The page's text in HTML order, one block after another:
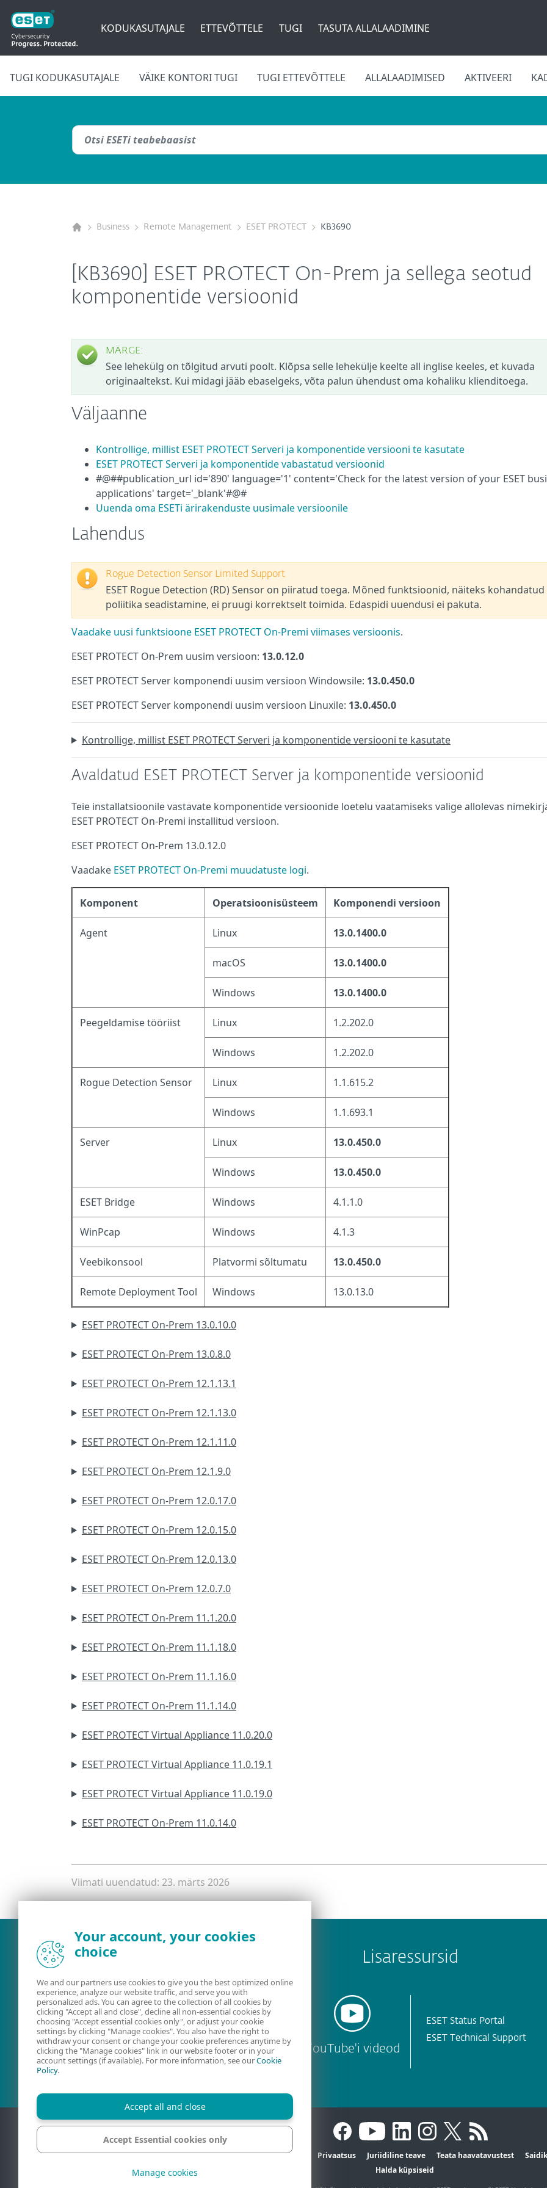
KODUKASUTAJALE ETTEVÕTTELE TUGI TASUTA ALLALAADIMINE
TUGI KODUKASUTAJALE VÄIKE KONTORI TUGI TUGI ETTEVÕTTELE ALLALAADIMISED AKTIVEERI
Business Remote Management ESET PROTECT KB3690
[KB3690] ESET PROTECT On-Prem ja sellega seotud
komponentide versioonid
MÄRGE:
See lehekülg on tõlgitud arvuti poolt. Klõpsa selle lehekülje keelte all inglise keeles, et kuvada
originaaltekst. Kui midagi jääb ebaselgeks, võta palun ühendust oma kohaliku klienditoega.
Väljaanne
Kontrollige, millist ESET PROTECT Serveri ja komponentide versiooni te kasutate
ESET PROTECT Serveri ja komponentide vabastatud versioonid
#@##publication_url id='890' language='1' content='Check for the latest version of your ESET
applications' target='_blank'#@#
Uuenda oma ESETi ärirakenduste uusimale versioonile
Lahendus
Rogue Detection Sensor Limited Support
ESET Rogue Detection (RD) Sensor on piiratud toega. Mõned funktsioonid, näiteks kohandatud
poliitika seadistamine, ei pruugi korrektselt toimida. Edaspidi uuendusi ei pakuta.
Vaadake uusi funktsioone ESET PROTECT On-Premi viimases versioonis.
ESET PROTECT On-Prem uusim versioon: 13.0.12.0
ESET PROTECT Server komponendi uusim versioon Windowsile: 13.0.450.0
ESET PROTECT Server komponendi uusim versioon Linuxile: 13.0.450.0
Kontrollige, millist ESET PROTECT Serveri ja komponentide versiooni te kasutate
Avaldatud ESET PROTECT Server ja komponentide versioonid
Teie installatsioonile vastavate komponentide versioonide loetelu vaatamiseks valige allolevas
ESET PROTECT On-Premi installitud versioon.
ESET PROTECT On-Prem 13.0.12.0
Vaadake ESET PROTECT On-Premi muudatuste logi.
Komponent Operatsioonisüsteem Komponendi versioon
Agent Linux 13.0.1400.0
macOS 13.0.1400.0
Windows 13.0.1400.0
Peegeldamise tööriist Linux 1.2.202.0
Windows 1.2.202.0
Rogue Detection Sensor Linux 1.1.615.2
Windows 1.1.693.1
Server Linux 13.0.450.0
Windows 13.0.450.0
ESET Bridge Windows 4.1.1.0
WinPcap Windows 4.1.3
Veebikonsool Platvormi sõltumatu 13.0.450.0
Remote Deployment Tool Windows 13.0.13.0
ESET PROTECT On-Prem 13.0.10.0
ESET PROTECT On-Prem 13.0.8.0
ESET PROTECT On-Prem 12.1.13.1
ESET PROTECT On-Prem 12.1.13.0
ESET PROTECT On-Prem 12.1.11.0
ESET PROTECT On-Prem 12.1.9.0
ESET PROTECT On-Prem 12.0.17.0
ESET PROTECT On-Prem 12.0.15.0
ESET PROTECT On-Prem 12.0.13.0
ESET PROTECT On-Prem 12.0.7.0
ESET PROTECT On-Prem 11.1.20.0
ESET PROTECT On-Prem 11.1.18.0
ESET PROTECT On-Prem 11.1.16.0
ESET PROTECT On-Prem 11.1.14.0
ESET PROTECT Virtual Appliance 11.0.20.0
ESET PROTECT Virtual Appliance 11.0.19.1
ESET PROTECT Virtual Appliance 11.0.19.0
ESET PROTECT On-Prem 11.0.14.0
Viimati uuendatud: 23. märts 2026
Lisaressursid
Kasutusjuhendid ESETi foorum YouTube'i videod
ESET Status Portal
ESET Technical Support
Kontaktandmed Privaatsus Juriidiline teave Teata haavatavustest
Halda küpsiseid
Your account, your cookies
choice
We and our partners use cookies to give you the best optimized online
experience, analyze our website traffic, and serve you with
personalized ads. You can agree to the collection of all cookies by
clicking "Accept all and close", decline all non-essential cookies by
choosing "Accept essential cookies only", or adjust your cookie
settings by clicking "Manage cookies". You also have the right to
withdraw your consent or change your cookie preferences anytime by
clicking the "Manage cookies" link in our website footer or in your
account settings (if available). For more information, see ourCookie
Policy.
Accept all and close
Accept Essential cookies only
Manage cookies